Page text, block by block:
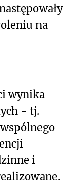
na
wynika
- tj.
i